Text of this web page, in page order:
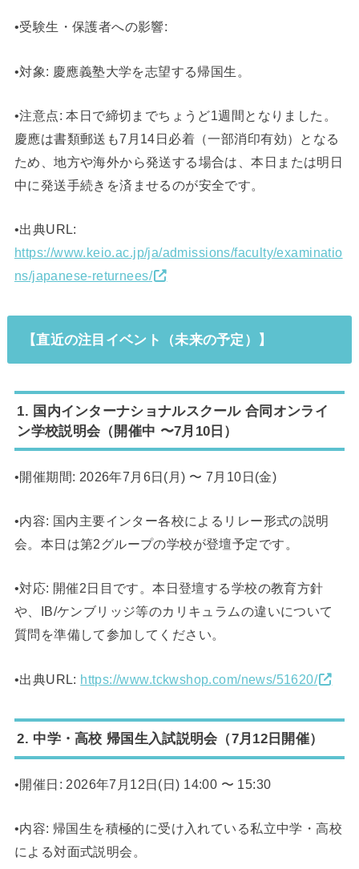
•受験生・保護者への影響:
•対象: 慶應義塾大学を志望する帰国生。
•注意点: 本日で締切までちょうど1週間となりました。
慶應は書類郵送も7月14日必着（一部消印有効）となる
ため、地方や海外から発送する場合は、本日または明日
中に発送手続きを済ませるのが安全です。
•出典URL:
https://www.keio.ac.jp/ja/admissions/faculty/examinatio
ns/japanese-returnees/
【直近の注目イベント（未来の予定）】
1. 国内インターナショナルスクール 合同オンライ
ン学校説明会（開催中 〜7月10日）
•開催期間: 2026年7月6日(月) 〜 7月10日(金)
•内容: 国内主要インター各校によるリレー形式の説明
会。本日は第2グループの学校が登壇予定です。
•対応: 開催2日目です。本日登壇する学校の教育方針
や、IB/ケンブリッジ等のカリキュラムの違いについて
質問を準備して参加してください。
•出典URL: https://www.tckwshop.com/news/51620/
2. 中学・高校 帰国生入試説明会（7月12日開催）
•開催日: 2026年7月12日(日) 14:00 〜 15:30
•内容: 帰国生を積極的に受け入れている私立中学・高校
による対面式説明会。